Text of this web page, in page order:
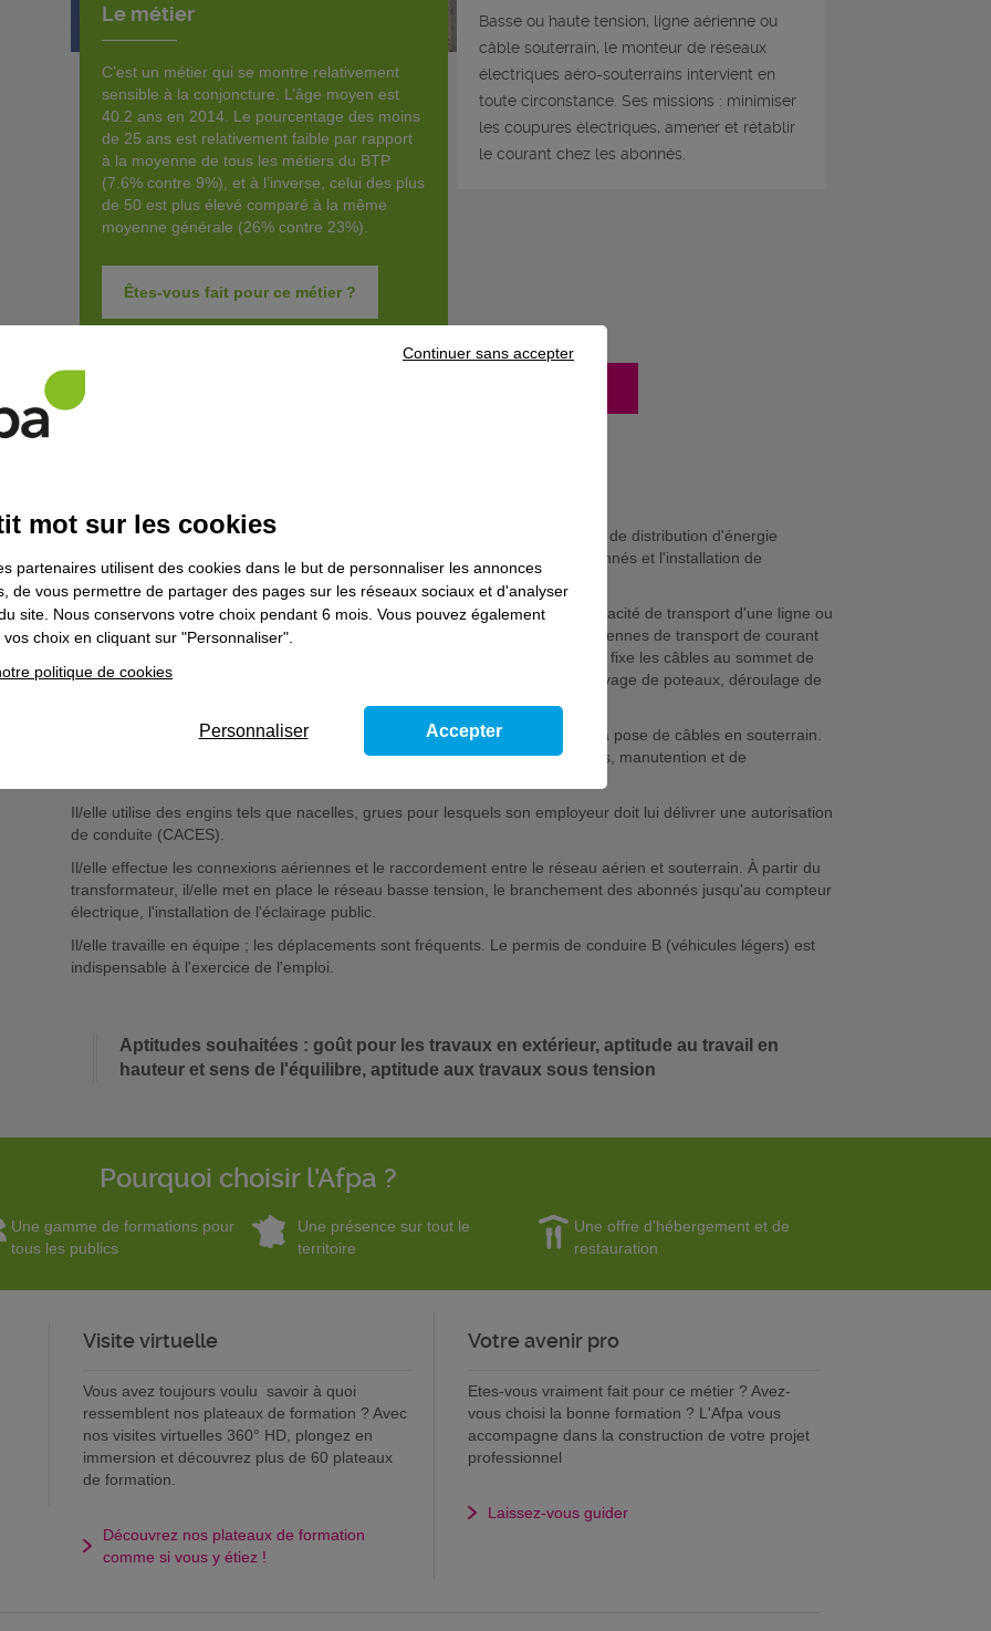
Le métier
C’est un métier qui se montre relativement
sensible à la conjoncture. L’âge moyen est
40.2 ans en 2014. Le pourcentage des moins
de 25 ans est relativement faible par rapport
à la moyenne de tous les métiers du BTP
(7.6% contre 9%), et à l’inverse, celui des plus
de 50 est plus élevé comparé à la même
moyenne générale (26% contre 23%).
Êtes-vous fait pour ce métier ?
Basse ou haute tension, ligne aérienne ou
câble souterrain, le monteur de réseaux
électriques aéro-souterrains intervient en
toute circonstance. Ses missions : minimiser
les coupures électriques, amener et rétablir
le courant chez les abonnés.
Le/la monteur/se de réseaux électriques aéro-souterrains réalise les travaux de distribution d'énergie
électrique haute tension et basse tension, ainsi que les branchements d'abonnés et l'installation de
Il/elle crée une nouvelle ligne, prolonge une ligne existante, augmente la capacité de transport d'une ligne ou
supprime une ligne aérienne (effacement). Il/elle intervient sur les lignes aériennes de transport de courant
haute tension (HTA) : il/elle met en place des poteaux ou pylônes, déroule et fixe les câbles au sommet de
ces derniers ; diverses opérations (débroussaillage, creusement de trous, levage de poteaux, déroulage de
A l'approche de sites d'habitation ou de sites industriels, il/elle peut réaliser la pose de câbles en souterrain.
Il/elle procède alors aux différentes opérations nécessaires de terrassements, manutention et de
Il/elle utilise des engins tels que nacelles, grues pour lesquels son employeur doit lui délivrer une autorisation
de conduite (CACES).
Il/elle effectue les connexions aériennes et le raccordement entre le réseau aérien et souterrain. À partir du
transformateur, il/elle met en place le réseau basse tension, le branchement des abonnés jusqu'au compteur
électrique, l'installation de l'éclairage public.
Il/elle travaille en équipe ; les déplacements sont fréquents. Le permis de conduire B (véhicules légers) est
indispensable à l'exercice de l'emploi.
Aptitudes souhaitées : goût pour les travaux en extérieur, aptitude au travail en
hauteur et sens de l'équilibre, aptitude aux travaux sous tension
Pourquoi choisir l'Afpa ?
Une gamme de formations pour
tous les publics
Une présence sur tout le
territoire
Une offre d'hébergement et de
restauration
Visite virtuelle
Vous avez toujours voulu savoir à quoi
ressemblent nos plateaux de formation ? Avec
nos visites virtuelles 360° HD, plongez en
immersion et découvrez plus de 60 plateaux
de formation.
Découvrez nos plateaux de formation
comme si vous y étiez !
Votre avenir pro
Etes-vous vraiment fait pour ce métier ? Avez-
vous choisi la bonne formation ? L'Afpa vous
accompagne dans la construction de votre projet
professionnel
Laissez-vous guider
mot sur les cookies
partenaires utilisent des cookies dans le but de personnaliser les annonces
de vous permettre de partager des pages sur les réseaux sociaux et d'analyser
site. Nous conservons votre choix pendant 6 mois. Vous pouvez également
choix en cliquant sur "Personnaliser".
politique de cookies
Continuer sans accepter
Personnaliser Accepter